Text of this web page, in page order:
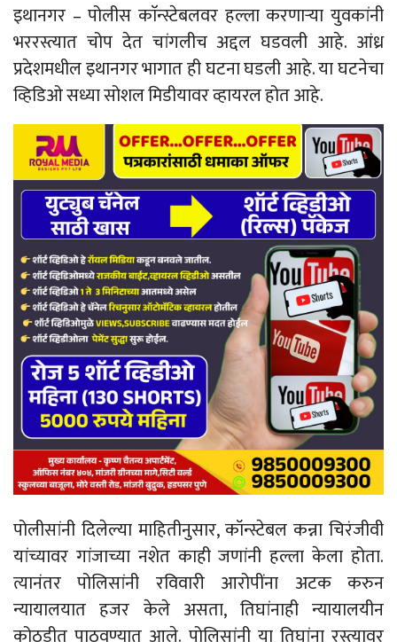
इथानगर – पोलीस काॅन्स्टेबलवर हल्ला करणाऱ्या युवकांनी
भररस्त्यात चोप देत चांगलीच अद्दल घडवली आहे. आंध्र
प्रदेशमधील इथानगर भागात ही घटना घडली आहे. या घटनेचा
व्हिडिओ सध्या सोशल मिडीयावर व्हायरल होत आहे.
पोलीसांनी दिलेल्या माहितीनुसार, कॉन्स्टेबल कन्ना चिरंजीवी
यांच्यावर गांजाच्या नशेत काही जणांनी हल्ला केला होता.
त्यानंतर पोलिसांनी रविवारी आरोपींना अटक करुन
न्यायालयात हजर केले असता, तिघांनाही न्यायालयीन